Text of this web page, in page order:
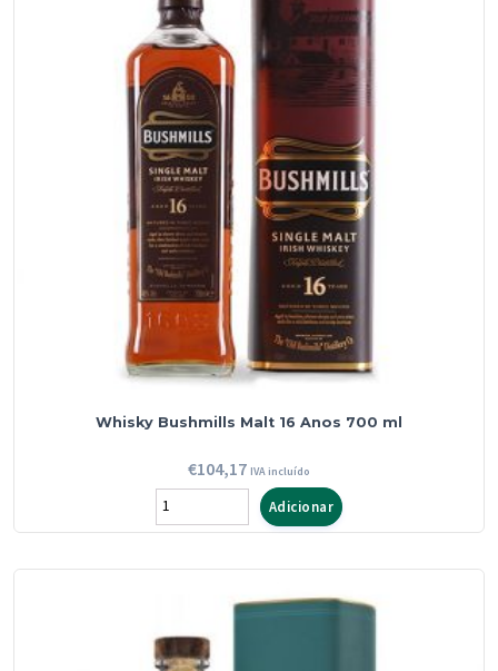
700
ml
Whisky Bushmills Malt 16 Anos 700 ml
€104,17 IVA incluído
Quantidade
de
16
Adicionar